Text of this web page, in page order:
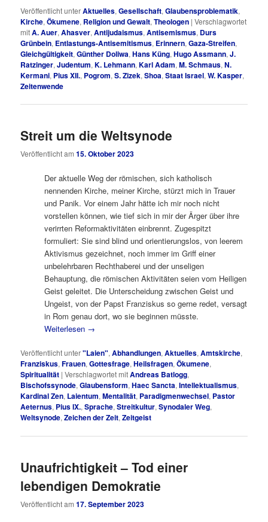
Veröffentlicht unterAktuelles,Gesellschaft,Glaubensproblematik,
Kirche,Ökumene, Religion und Gewalt,Theologen |Verschlagwortet
mitA. Auer,Ahasver,Antijudaismus,Antisemismus, Durs
Grünbein, Entlastungs-Antisemitismus, Erinnern,Gaza-Streifen,
Gleichgültigkeit,Günther Doliwa,Hans Küng,Hugo Assmann,J.
Ratzinger,Judentum,K. Lehmann,Karl Adam,M. Schmaus,N.
Kermani, Pius XII., Pogrom,S. Zizek,Shoa,Staat Israel,W. Kasper,
Zeitenwende
Streit um die Weltsynode
Veröffentlicht am15. Oktober 2023
Der aktuelle Weg der römischen, sich katholisch
nennenden Kirche, meiner Kirche, stürzt mich in Trauer
und Panik. Vor einem Jahr hätte ich mir noch nicht
vorstellen können, wie tief sich in mir der Ärger über ihre
verirrten Reformaktivitäten einbrennt. Zugespitzt
formuliert: Sie sind blind und orientierungslos, von leerem
Aktivismus gezeichnet, noch immer im Griff einer
unbelehrbaren Rechthaberei und der unseligen
Behauptung, die römischen Aktivitäten seien vom Heiligen
Geist geleitet. Die Unterscheidung zwischen Geist und
Ungeist, von der Papst Franziskus so gerne redet, versagt
in Rom genau dort, wo sie beginnen müsste.
Weiterlesen →
Veröffentlicht unter"Laien",Abhandlungen,Aktuelles,Amtskirche,
Franziskus,Frauen,Gottesfrage,Heilsfragen,Ökumene,
Spiritualität |Verschlagwortet mitAndreas Batlogg,
Bischofssynode,Glaubensform,Haec Sancta,Intellektualismus,
Kardinal Zen, Laientum,Mentalität, Paradigmenwechsel, Pastor
Aeternus, Pius IX.,Sprache,Streitkultur,Synodaler Weg,
Weltsynode,Zeichen der Zeit,Zeitgeist
Unaufrichtigkeit – Tod einer
lebendigen Demokratie
Veröffentlicht am17. September 2023